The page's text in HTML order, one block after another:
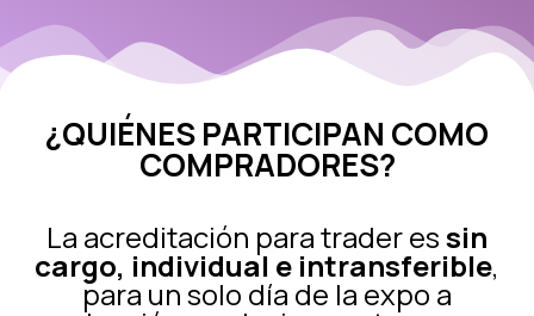
¿QUIÉNES PARTICIPAN COMO
COMPRADORES?
La acreditación para trader essin
cargo, individual e intransferible,
para un solo día de la expo a